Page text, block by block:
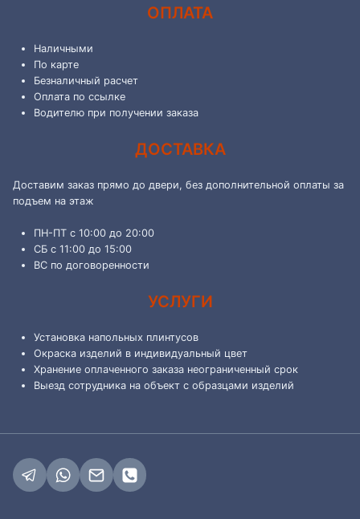
ОПЛАТА
Наличными
По карте
Безналичный расчет
Оплата по ссылке
Водителю при получении заказа
ДОСТАВКА
Доставим заказ прямо до двери, без дополнительной оплаты за
подъем на этаж
ПН-ПТ с 10:00 до 20:00
СБ с 11:00 до 15:00
ВС по договоренности
УСЛУГИ
Установка напольных плинтусов
Окраска изделий в индивидуальный цвет
Хранение оплаченного заказа неограниченный срок
Выезд сотрудника на объект с образцами изделий